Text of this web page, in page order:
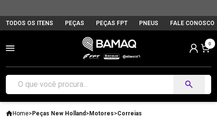
TODOS OS ITENS PEÇAS PEÇAS FPT PNEUS FALE CONOSCO
0
Home>Peças New Holland >Motores>Correias